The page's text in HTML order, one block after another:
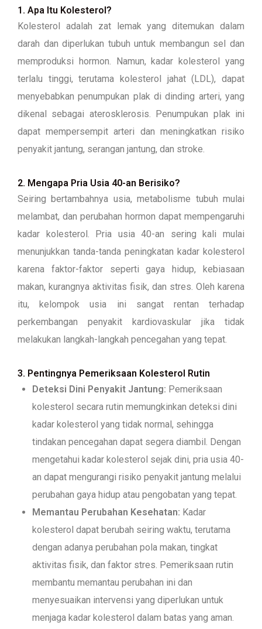
1. Apa Itu Kolesterol?
Kolesterol adalah zat lemak yang ditemukan dalam
darah dan diperlukan tubuh untuk membangun sel dan
memproduksi hormon. Namun, kadar kolesterol yang
terlalu tinggi, terutama kolesterol jahat (LDL), dapat
menyebabkan penumpukan plak di dinding arteri, yang
dikenal sebagai aterosklerosis. Penumpukan plak ini
dapat mempersempit arteri dan meningkatkan risiko
penyakit jantung, serangan jantung, dan stroke.
2. Mengapa Pria Usia 40-an Berisiko?
Seiring bertambahnya usia, metabolisme tubuh mulai
melambat, dan perubahan hormon dapat mempengaruhi
kadar kolesterol. Pria usia 40-an sering kali mulai
menunjukkan tanda-tanda peningkatan kadar kolesterol
karena faktor-faktor seperti gaya hidup, kebiasaan
makan, kurangnya aktivitas fisik, dan stres. Oleh karena
itu, kelompok usia ini sangat rentan terhadap
perkembangan penyakit kardiovaskular jika tidak
melakukan langkah-langkah pencegahan yang tepat.
3. Pentingnya Pemeriksaan Kolesterol Rutin
Deteksi Dini Penyakit Jantung: Pemeriksaan
kolesterol secara rutin memungkinkan deteksi dini
kadar kolesterol yang tidak normal, sehingga
tindakan pencegahan dapat segera diambil. Dengan
mengetahui kadar kolesterol sejak dini, pria usia 40-
an dapat mengurangi risiko penyakit jantung melalui
perubahan gaya hidup atau pengobatan yang tepat.
Memantau Perubahan Kesehatan: Kadar
kolesterol dapat berubah seiring waktu, terutama
dengan adanya perubahan pola makan, tingkat
aktivitas fisik, dan faktor stres. Pemeriksaan rutin
membantu memantau perubahan ini dan
menyesuaikan intervensi yang diperlukan untuk
menjaga kadar kolesterol dalam batas yang aman.